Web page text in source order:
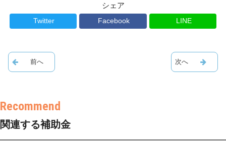
シェア
Twitter Facebook LINE
関連する補助金